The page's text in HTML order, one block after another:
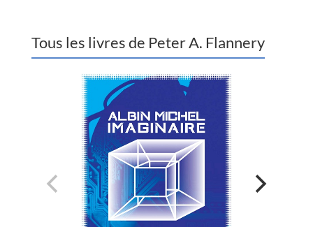
Tous les livres de Peter A. Flannery